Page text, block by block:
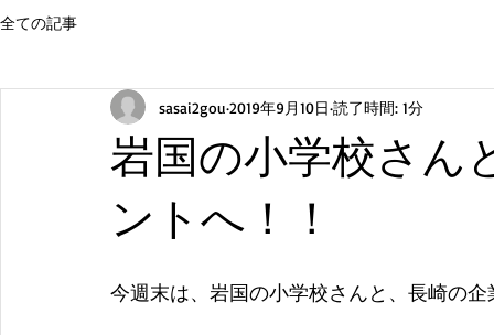
全ての記事
岩国の小学校さん
ントへ！！
sasai2gou 2019年9月10日 読了時間: 1分
今週末は、岩国の小学校さんと、長崎の